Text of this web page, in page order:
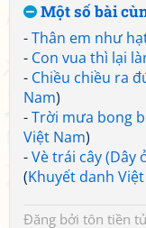
Một số bài
-Thân em như
- Con vua thì lại
- Chiều chiều ra
Nam)
-Trời mưa bong
Việt Nam)
-Vè trái cây (Dây
(Khuyết danh
Đăng bởi tôn tiền